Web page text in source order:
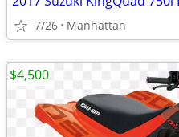
7/26 Manhattan
$4,500